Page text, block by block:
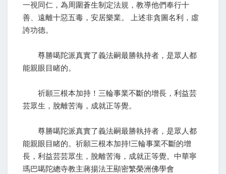
一視同仁，為周圍蒼生制定法規，教導他們奉行十
善、遠離十惡五毒，安居樂業。 上述非貪圖名利，虛
誇功德。
尊勝噶陀派真實了義法嗣最勝執持者，是眾人都
能親眼目睹的。
祈願三根本加持！三輪事業不斷的增長，利益芸
芸眾生，脫離苦海，成就正等覺。
尊勝噶陀派真實了義法嗣最勝執持者，是眾人都
能親眼目睹的。祈願三根本加持!三輪事業不斷的增
長，利益芸芸眾生，脫離苦海，成就正等覺。中華寧
瑪巴噶陀總寺教主蔣揚法王顯密繁榮洲佛學會